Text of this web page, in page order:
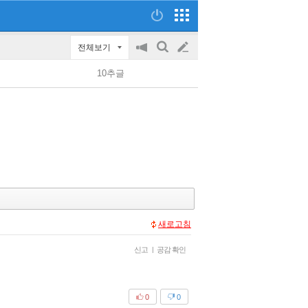
전체보기
공
on/off
검
글
쓰
10추글
새로고침
신고 | 공감 확인
0
0